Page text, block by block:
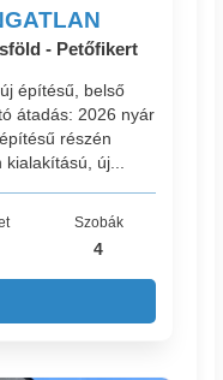
- Petőfikert
építésű, belső
átadás: 2026 nyár
részén
kialakítású, új...
Szobák
4